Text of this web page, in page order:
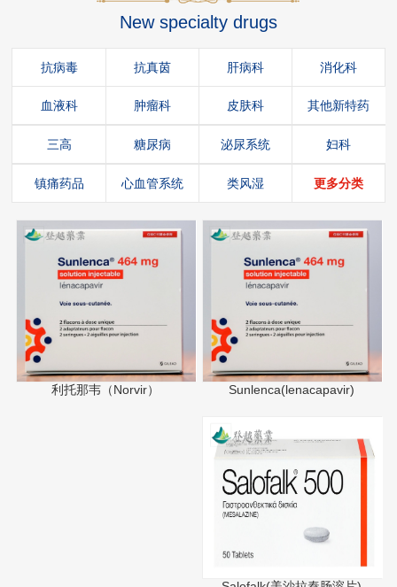
New specialty drugs
抗病毒 抗真茵 肝病科 消化科
血液科 肿瘤科 皮肤科 其他新特药
三高 糖尿病 泌尿系统 妇科
镇痛药品 心血管系统 类风湿 更多分类
利托那韦（Norvir） Sunlenca(lenacapavir)